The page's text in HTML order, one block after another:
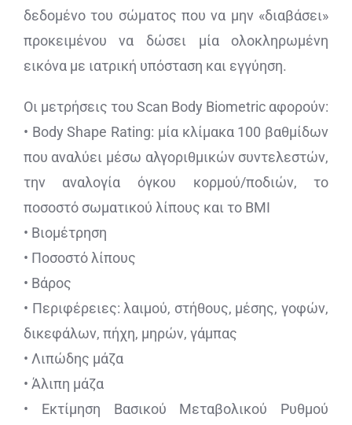
δεδομένο του σώματος που να μην «διαβάσει»
προκειμένου να δώσει μία ολοκληρωμένη
εικόνα με ιατρική υπόσταση και εγγύηση.
Οι μετρήσεις του Scan Body Biometric αφορούν:
• Body Shape Rating: μία κλίμακα 100 βαθμίδων
που αναλύει μέσω αλγοριθμικών συντελεστών,
την αναλογία όγκου κορμού/ποδιών, το
ποσοστό σωματικού λίπους και το BMI
• Βιομέτρηση
• Ποσοστό λίπους
• Βάρος
• Περιφέρειες: λαιμού, στήθους, μέσης, γοφών,
δικεφάλων, πήχη, μηρών, γάμπας
• Λιπώδης μάζα
• Άλιπη μάζα
• Εκτίμηση Βασικού Μεταβολικού Ρυθμού